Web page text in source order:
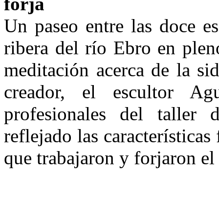
Un paseo entre las doce
ribe­ra del río Ebro en
meditación acerca de la
creador, el escul­tor
profesionales del taller
reflejado las
que trabajaron y forjaron